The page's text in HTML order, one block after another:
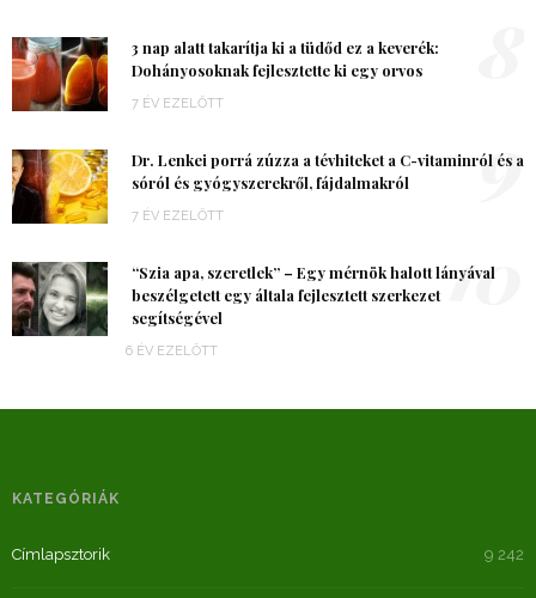
3 nap alatt takarítja ki a tüdőd ez a keverék:
Dohányosoknak fejlesztette ki egy orvos
7 ÉV EZELŐTT
Dr. Lenkei porrá zúzza a tévhiteket a C-vitaminról és a
sóról és gyógyszerekről, fájdalmakról
7 ÉV EZELŐTT
9
“Szia apa, szeretlek” – Egy mérnök halott lányával
beszélgetett egy általa fejlesztett szerkezet
segítségével
6 ÉV EZELŐTT
10
KATEGÓRIÁK
Címlapsztorik 9 242